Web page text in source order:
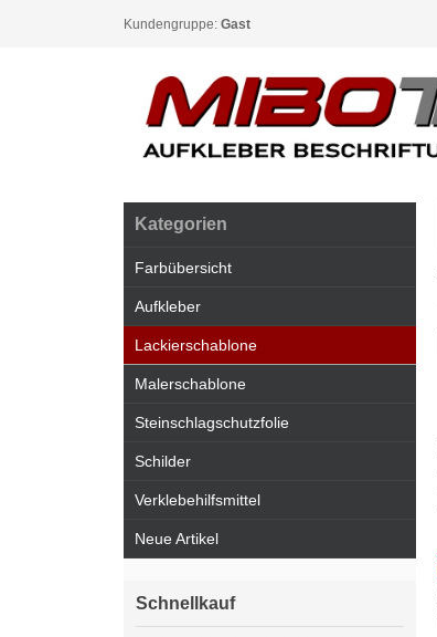
Kundengruppe: Gast
Kategorien
Farbübersicht
Aufkleber
Lackierschablone
Malerschablone
Steinschlagschutzfolie
Schilder
Verklebehilfsmittel
Neue Artikel
Schnellkauf